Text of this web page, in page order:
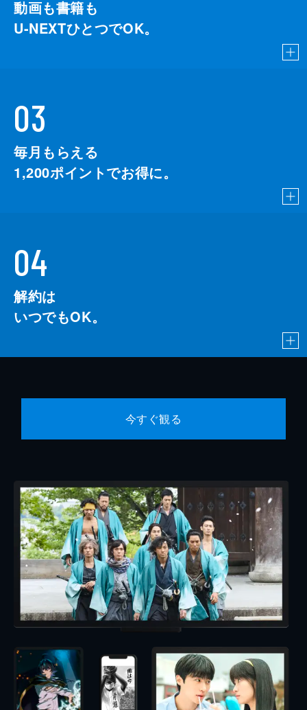
動画も書籍も
U-NEXTひとつでOK。
03
毎月もらえる
1,200ポイントでお得に。
04
解約は
いつでもOK。
今すぐ観る